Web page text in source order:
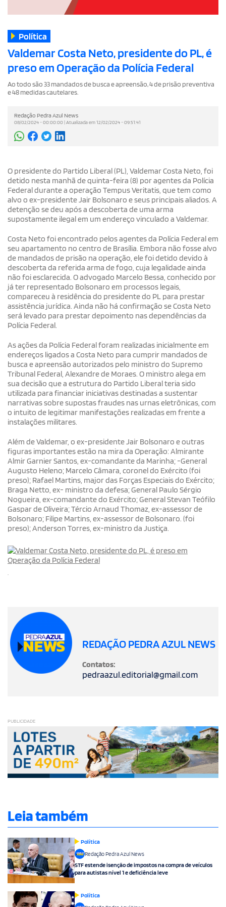
Política
Valdemar Costa Neto, presidente do PL, é
preso em Operação da Polícia Federal
Ao todo são 33 mandados de busca e apreensão, 4 de prisão preventiva
e 48 medidas cautelares.
Redação Pedra Azul News
08/02/2024 - 00:00:00 | Atualizada em 12/02/2024 - 09:51:41
O presidente do Partido Liberal (PL), Valdemar Costa Neto, foi
detido nesta manhã de quinta-feira (8) por agentes da Polícia
Federal durante a operação Tempus Veritatis, que tem como
alvo o ex-presidente Jair Bolsonaro e seus principais aliados. A
detenção se deu após a descoberta de uma arma
supostamente ilegal em um endereço vinculado a Valdemar.
Costa Neto foi encontrado pelos agentes da Polícia Federal em
seu apartamento no centro de Brasília. Embora não fosse alvo
de mandados de prisão na operação, ele foi detido devido à
descoberta da referida arma de fogo, cuja legalidade ainda
não foi esclarecida. O advogado Marcelo Bessa, conhecido por
já ter representado Bolsonaro em processos legais,
compareceu à residência do presidente do PL para prestar
assistência jurídica. Ainda não há confirmação se Costa Neto
será levado para prestar depoimento nas dependências da
Polícia Federal.
As ações da Polícia Federal foram realizadas inicialmente em
endereços ligados a Costa Neto para cumprir mandados de
busca e apreensão autorizados pelo ministro do Supremo
Tribunal Federal, Alexandre de Moraes. O ministro alega em
sua decisão que a estrutura do Partido Liberal teria sido
utilizada para financiar iniciativas destinadas a sustentar
narrativas sobre supostas fraudes nas urnas eletrônicas, com
o intuito de legitimar manifestações realizadas em frente a
instalações militares.
Além de Valdemar, o ex-presidente Jair Bolsonaro e outras
figuras importantes estão na mira da Operação: Almirante
Almir Garnier Santos, ex-comandante da Marinha; -General
Augusto Heleno; Marcelo Câmara, coronel do Exército (foi
preso); Rafael Martins, major das Forças Especiais do Exército;
Braga Netto, ex- ministro da defesa; General Paulo Sérgio
Nogueira, ex-comandante do Exército; General Stevan Teófilo
Gaspar de Oliveira; Tércio Arnaud Thomaz, ex-assessor de
Bolsonaro; Filipe Martins, ex-assessor de Bolsonaro. (foi
preso); Anderson Torres, ex-ministro da Justiça.
REDAÇÃO PEDRA AZUL NEWS
Contatos:
pedraazul.editorial@gmail.com
PUBLICIDADE
Leia também
Política
Redação Pedra Azul News
STF estende isenção de impostos na compra de veículos
para autistas nível 1 e deficiência leve
Política